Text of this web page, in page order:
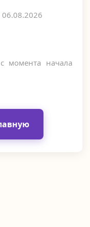
06.08.2026
момента начала